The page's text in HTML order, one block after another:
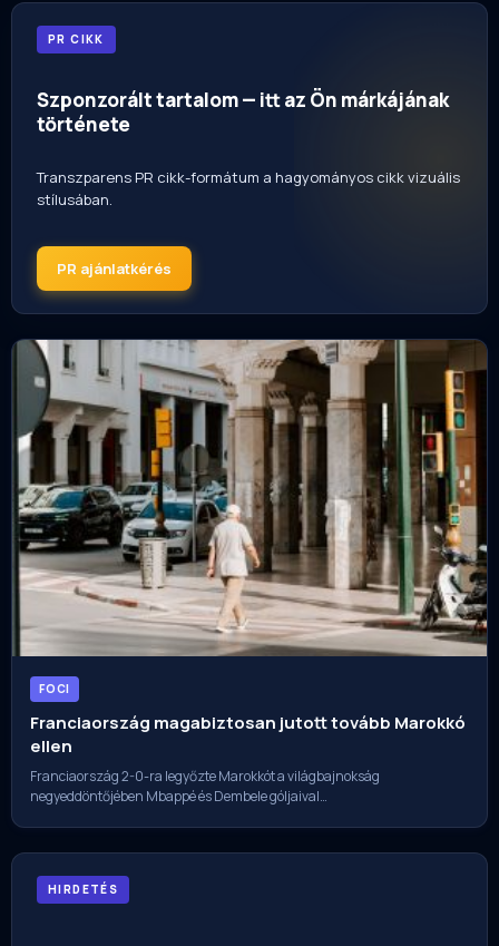
PR CIKK
Szponzorált tartalom — itt az Ön márkájának
története
Transzparens PR cikk-formátum a hagyományos cikk vizuális
stílusában.
PR ajánlatkérés
FOCI
Franciaország magabiztosan jutott tovább Marokkó
ellen
Franciaország 2-0-ra legyőzte Marokkót a világbajnokság
negyeddöntőjében Mbappé és Dembele góljaival…
HIRDETÉS